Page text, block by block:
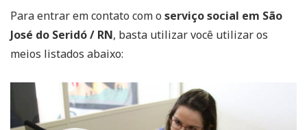
Para entrar em contato com o serviço social em São
José do Seridó / RN, basta utilizar você utilizar os
meios listados abaixo: